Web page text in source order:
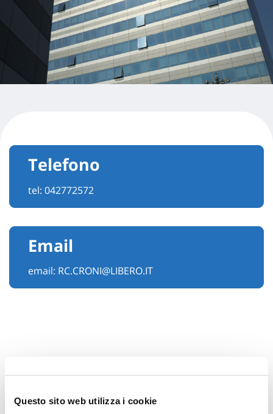
Questo sito web utilizza i cookie
Telefono
tel: 042772572
Email
email: RC.CRONI@LIBERO.IT